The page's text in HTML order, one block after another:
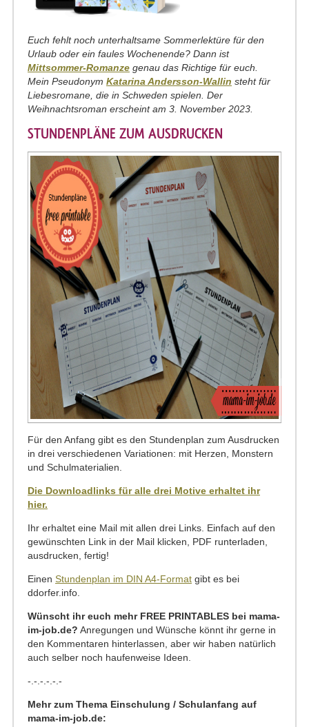
Euch fehlt noch unterhaltsame Sommerlektüre für den
Urlaub oder ein faules Wochenende? Dann ist
Mittsommer-Romanze genau das Richtige für euch.
Mein Pseudonym Katarina Andersson-Wallin steht für
Liebesromane, die in Schweden spielen. Der
Weihnachtsroman erscheint am 3. November 2023.
STUNDENPLÄNE ZUM AUSDRUCKEN
Für den Anfang gibt es den Stundenplan zum Ausdrucken
in drei verschiedenen Variationen: mit Herzen, Monstern
und Schulmaterialien.
Die Downloadlinks für alle drei Motive erhaltet ihr
hier.
Ihr erhaltet eine Mail mit allen drei Links. Einfach auf den
gewünschten Link in der Mail klicken, PDF runterladen,
ausdrucken, fertig!
Einen Stundenplan im DIN A4-Format gibt es bei
ddorfer.info.
Wünscht ihr euch mehr FREE PRINTABLES bei mama-
im-job.de? Anregungen und Wünsche könnt ihr gerne in
den Kommentaren hinterlassen, aber wir haben natürlich
auch selber noch haufenweise Ideen.
-.-.-.-.-.-
Mehr zum Thema Einschulung / Schulanfang auf
mama-im-job.de: